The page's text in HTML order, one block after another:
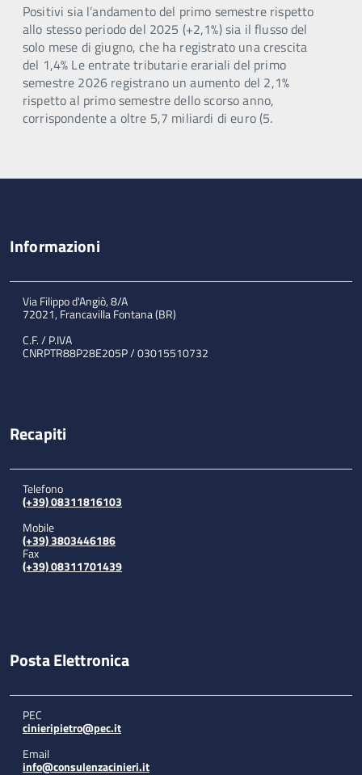
Positivi sia l’andamento del primo semestre rispetto
allo stesso periodo del 2025 (+2,1%) sia il flusso del
solo mese di giugno, che ha registrato una crescita
del 1,4% Le entrate tributarie erariali del primo
semestre 2026 registrano un aumento del 2,1%
rispetto al primo semestre dello scorso anno,
corrispondente a oltre 5,7 miliardi di euro (5.
Informazioni
Via Filippo d'Angiò, 8/A
72021, Francavilla Fontana (BR)
C.F. / P.IVA
CNRPTR88P28E205P / 03015510732
Recapiti
Telefono
(+39) 08311816103
Mobile
(+39) 3803446186
Fax
(+39) 08311701439
Posta Elettronica
PEC
cinieripietro@pec.it
Email
info@consulenzacinieri.it